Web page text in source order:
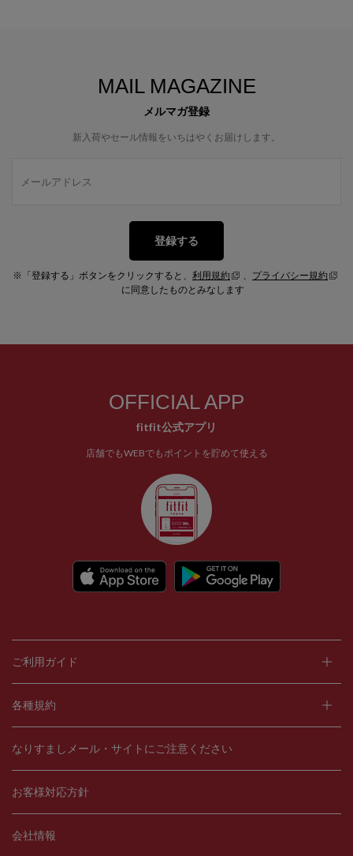
MAIL MAGAZINE
メルマガ登録
新入荷やセール情報をいちはやくお届けします。
登録する
※「登録する」ボタンをクリックすると、 利用規約 、 プライバシー規約
に同意したものとみなします
OFFICIAL APP
fitfit公式アプリ
店舗でもWEBでもポイントを貯めて使える
ご利用ガイド
各種規約
なりすましメール・サイトにご注意ください
お客様対応方針
会社情報